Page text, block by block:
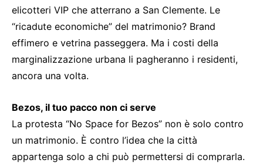
elicotteri VIP che atterrano a San Clemente. Le
“ricadute economiche” del matrimonio? Brand
effimero e vetrina passeggera. Ma i costi della
marginalizzazione urbana li pagheranno i residenti,
ancora una volta.
Bezos, il tuo pacco non ci serve
La protesta “No Space for Bezos” non è solo contro
un matrimonio. È contro l’idea che la città
appartenga solo a chi può permettersi di comprarla.